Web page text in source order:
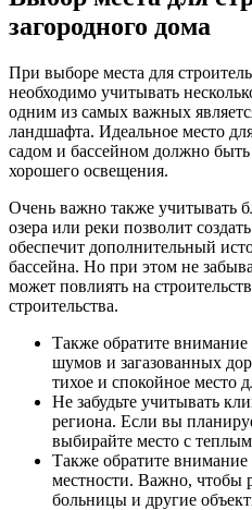
загородного дома
При выборе места для
необходимо учитывать
одним из самых важных
ландшафта. Идеальное место
садом и бассейном должно
хорошего освещения.
Очень важно также учитывать
озера или реки позволит
обеспечит дополнительный
бассейна. Но при этом не
может повлиять на
строительства.
Также обратите внимание
шумов и загазованных
тихое и спокойное место
Не забудьте учитывать
региона. Если вы
выбирайте место с
Также обратите
местности. Важно, чтобы
больницы и другие